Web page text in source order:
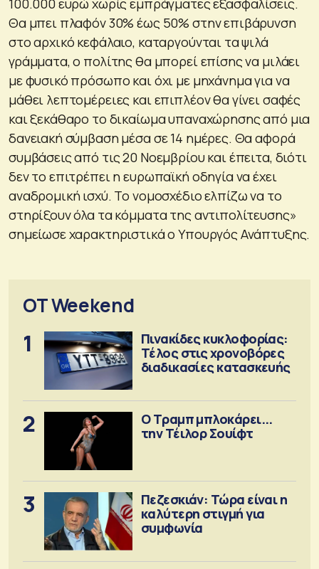
100.000 ευρώ χωρίς εμπράγματες εξασφαλίσεις.
Θα μπει πλαφόν 30% έως 50% στην επιβάρυνση
στο αρχικό κεφάλαιο, καταργούνται τα ψιλά
γράμματα, ο πολίτης θα μπορεί επίσης να μιλάει
με φυσικό πρόσωπο και όχι με μηχάνημα για να
μάθει λεπτομέρειες και επιπλέον θα γίνει σαφές
και ξεκάθαρο το δικαίωμα υπαναχώρησης από μια
δανειακή σύμβαση μέσα σε 14 ημέρες. Θα αφορά
συμβάσεις από τις 20 Νοεμβρίου και έπειτα, διότι
δεν το επιτρέπει η ευρωπαϊκή οδηγία να έχει
αναδρομική ισχύ. Το νομοσχέδιο ελπίζω να το
στηρίξουν όλα τα κόμματα της αντιπολίτευσης»
σημείωσε χαρακτηριστικά ο Υπουργός Ανάπτυξης.
OT Weekend
1
Πινακίδες κυκλοφορίας:
Τέλος στις χρονοβόρες
διαδικασίες κατασκευής
2
Ο Τραμπ μπλοκάρει...
την Τέιλορ Σουίφτ
3
Πεζεσκιάν: Τώρα είναι η
καλύτερη στιγμή για
συμφωνία